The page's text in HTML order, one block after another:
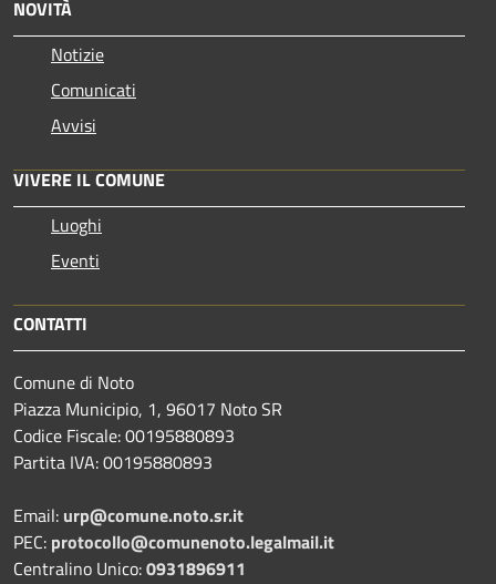
NOVITÀ
Notizie
Comunicati
Avvisi
VIVERE IL COMUNE
Luoghi
Eventi
CONTATTI
Comune di Noto
Piazza Municipio, 1, 96017 Noto SR
Codice Fiscale: 00195880893
Partita IVA: 00195880893
Email: urp@comune.noto.sr.it
PEC: protocollo@comunenoto.legalmail.it
Centralino Unico:0931896911